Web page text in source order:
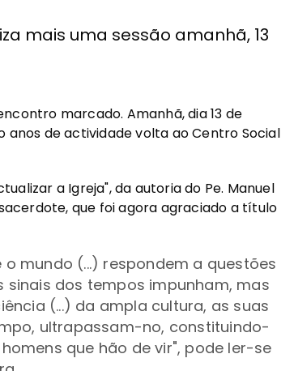
mais uma sessão amanhã, 13
marcado. Amanhã, dia 13 de
anos de actividade volta ao Centro Social
a Igreja", da autoria do Pe. Manuel
que foi agora agraciado a título
mundo (...) respondem a questões
dos tempos impunham, mas
(...) da ampla cultura, as suas
ultrapassam-no, constituindo-
que hão de vir", pode ler-se